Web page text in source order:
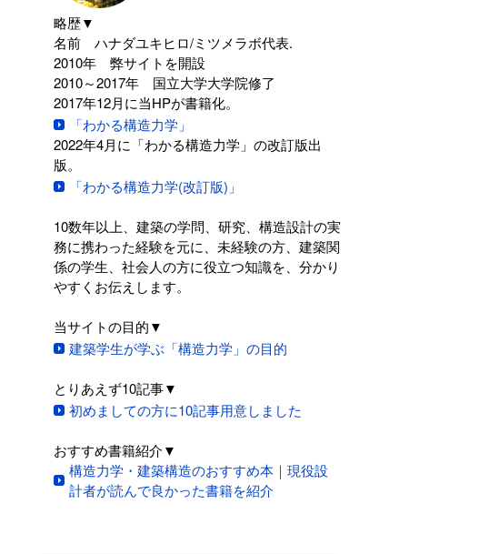
略歴▼
名前 ハナダユキヒロ/ミツメラボ代表.
2010年 弊サイトを開設
2010～2017年 国立大学大学院修了
2017年12月に当HPが書籍化。
「わかる構造力学」
2022年4月に「わかる構造力学」の改訂版出
版。
「わかる構造力学(改訂版)」
10数年以上、建築の学問、研究、構造設計の実
務に携わった経験を元に、未経験の方、建築関
係の学生、社会人の方に役立つ知識を、分かり
やすくお伝えします。
当サイトの目的▼
建築学生が学ぶ「構造力学」の目的
とりあえず10記事▼
初めましての方に10記事用意しました
おすすめ書籍紹介▼
構造力学・建築構造のおすすめ本｜現役設
計者が読んで良かった書籍を紹介